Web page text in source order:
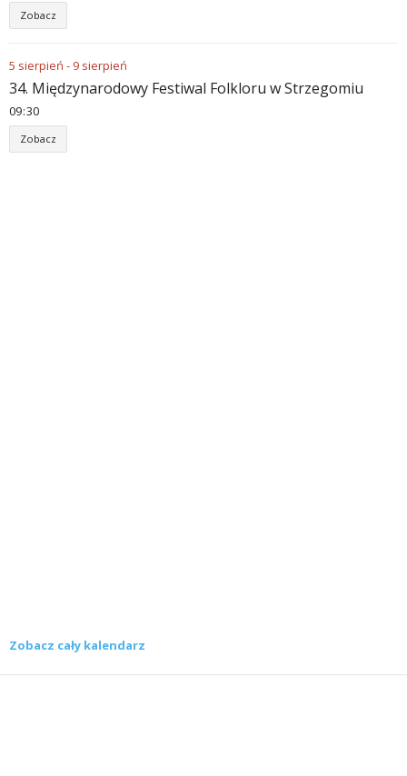
Zobacz
5 sierpień - 9 sierpień
34. Międzynarodowy Festiwal Folkloru w Strzegomiu
09 30
Zobacz
Zobacz cały kalendarz